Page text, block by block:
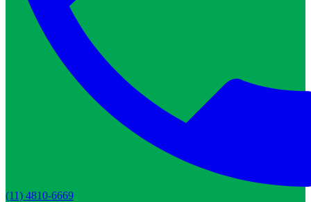
(11) 4810-6669